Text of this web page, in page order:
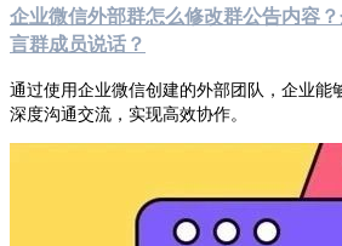
企业微信外部群怎么修改群公告内容
言群成员说话？
通过使用企业微信创建的外部团队，企业能
深度沟通交流，实现高效协作。